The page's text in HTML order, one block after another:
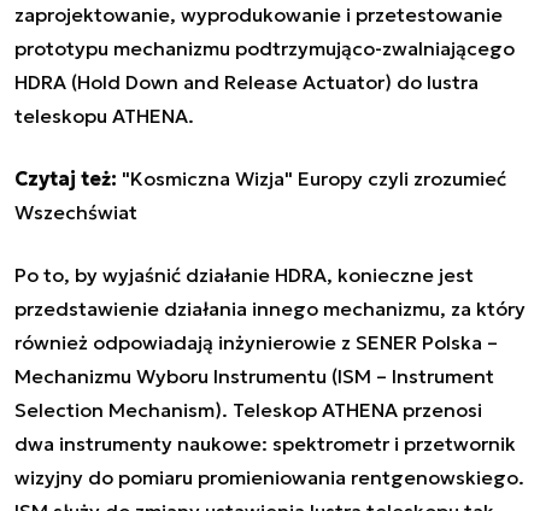
zaprojektowanie, wyprodukowanie i przetestowanie
prototypu mechanizmu podtrzymująco-zwalniającego
HDRA (Hold Down and Release Actuator) do lustra
teleskopu ATHENA.
Czytaj też: "Kosmiczna Wizja" Europy czyli zrozumieć
Wszechświat
Po to, by wyjaśnić działanie HDRA, konieczne jest
przedstawienie działania innego mechanizmu, za który
również odpowiadają inżynierowie z SENER Polska –
Mechanizmu Wyboru Instrumentu (ISM – Instrument
Selection Mechanism). Teleskop ATHENA przenosi
dwa instrumenty naukowe: spektrometr i przetwornik
wizyjny do pomiaru promieniowania rentgenowskiego.